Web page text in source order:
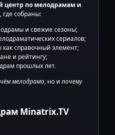
центр по мелодрамам и
, где собраны:
и свежие сезоны;
сериалов;
справочный элемент;
и рейтингу;
прошлых лет.
мелодрама, но и почему
Minatrix.TV